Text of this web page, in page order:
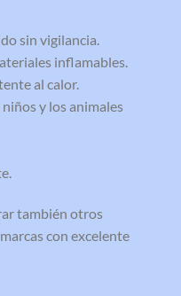
sin vigilancia.
inflamables.
al calor.
y los animales
también otros
con excelente